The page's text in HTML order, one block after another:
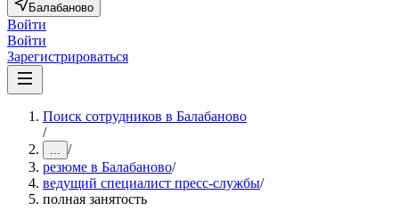
Балабаново
Войти
Войти
Зарегистрироваться
Поиск сотрудников в Балабаново
/
... /
резюме в Балабаново/
ведущий специалист пресс-службы/
полная занятость